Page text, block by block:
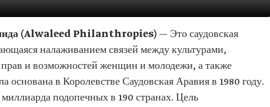
(Alwaleed Philanthropies) — Это саудовская
налаживанием связей между культурами,
и возможностей женщин и молодежи, а также
в Королевстве Саудовская Аравия в 1980 году.
подопечных в 190 странах. Цель